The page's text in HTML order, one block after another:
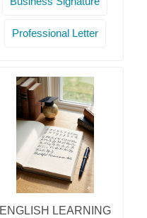
Professional Letter
ENGLISH LEARNING